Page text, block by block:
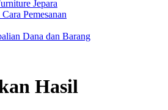
Jepara
Pemesanan
Dana dan Barang
Hasil